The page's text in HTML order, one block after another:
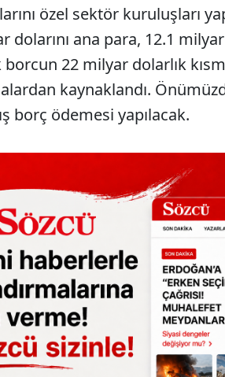
özel sektör kuruluşları
dolarını ana para, 12.1
22 milyar dolarlık
kaynaklandı.
borç ödemesi yapılacak.